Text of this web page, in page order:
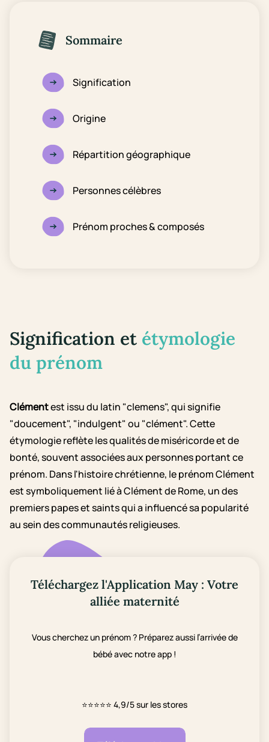
Sommaire
Signification
Origine
Répartition géographique
Personnes célèbres
Prénom proches & composés
Signification et étymologie
du prénom
Clémentest issu du latin "clemens", qui signifie
"doucement", "indulgent" ou "clément". Cette
étymologie reflète les qualités de miséricorde et de
bonté, souvent associées aux personnes portant ce
prénom. Dans l'histoire chrétienne, le prénom Clément
est symboliquement lié à Clément de Rome, un des
premiers papes et saints qui a influencé sa popularité
au sein des communautés religieuses.
Téléchargez l'Application May : Votre
alliée maternité
Vous cherchez un prénom ? Préparez aussi l’arrivée de
bébé avec notre app !
⭐⭐⭐⭐⭐ 4,9/5 sur les stores